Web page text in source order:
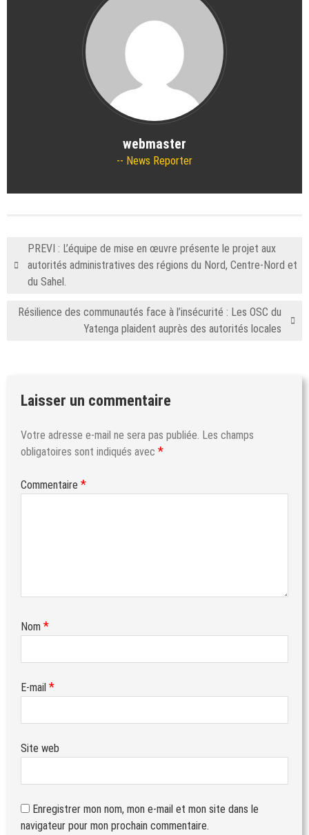
webmaster
News Reporter
PREVI : L’équipe de mise en œuvre présente le projet aux
autorités administratives des régions du Nord, Centre-Nord et
du Sahel.
Résilience des communautés face à l’insécurité : Les OSC du
Yatenga plaident auprès des autorités locales
Laisser un commentaire
Votre adresse e-mail ne sera pas publiée. Les champs
obligatoires sont indiqués avec *
Commentaire *
Nom *
E-mail *
Site web
Enregistrer mon nom, mon e-mail et mon site dans le
navigateur pour mon prochain commentaire.